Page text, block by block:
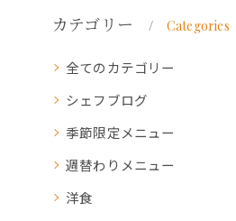
カテゴリー Categories
全てのカテゴリー
シェフブログ
季節限定メニュー
週替わりメニュー
洋食